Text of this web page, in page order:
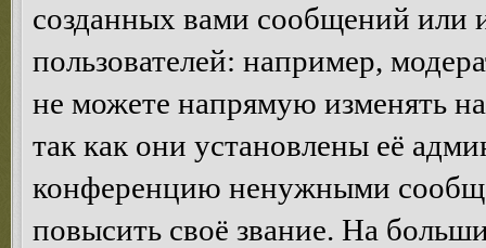
созданных вами сообщений
пользователей: например,
не можете напрямую изменять
так как они установлены её
конференцию ненужными
повысить своё звание. На